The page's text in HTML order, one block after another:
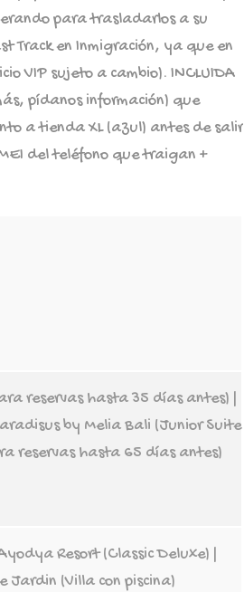
para trasladarlos a su
Track en Inmigración, ya que en
VIP sujeto a cambio). INCLUIDA
pídanos información) que
a tienda XL (azul) antes de salir
del teléfono que traigan +
reservas hasta 35 días antes) |
by Melia Bali (Junior Suite
reservas hasta 65 días antes)
Resort (Classic Deluxe) |
Jardin (Villa con piscina)